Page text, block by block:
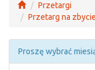
Przetargi
Przetarg na
Proszę wybrać